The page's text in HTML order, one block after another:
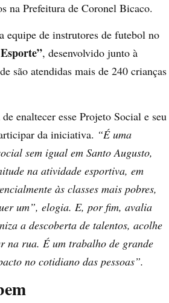
na Prefeitura de Coronel Bicaco.
equipe de instrutores de futebol no
, desenvolvido junto à
são atendidas mais de 240 crianças
enaltecer esse Projeto Social e seu
da iniciativa. “É uma
sem igual em Santo Augusto,
na atividade esportiva, em
às classes mais pobres,
um”, elogia. E, por fim, avalia
a descoberta de talentos, acolhe
na rua. É um trabalho de grande
no cotidiano das pessoas”.